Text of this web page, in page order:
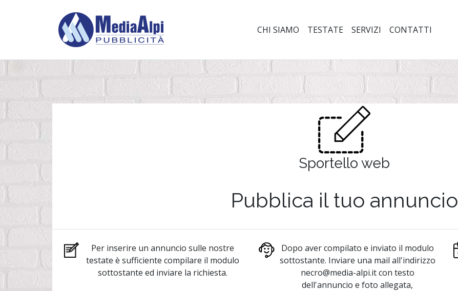
CHI SIAMO TESTATE SERVIZI CONTATTI
Sportello web
Pubblica il tuo annuncio
Per inserire un annuncio sulle nostre
testate è sufficiente compilare il modulo
sottostante ed inviare la richiesta.
Dopo aver compilato e inviato il modulo
sottostante. Inviare una mail all'indirizzo
necro@media-alpi.itcon testo
dell'annuncio e foto allegata,